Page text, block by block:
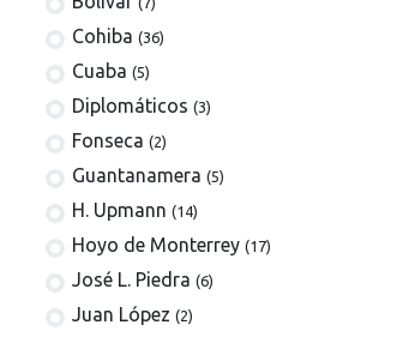
Cohiba (36)
Cuaba (5)
Diplomáticos (3)
Fonseca (2)
Guantanamera (5)
H. Upmann (14)
Hoyo de Monterrey (17)
José L. Piedra (6)
Juan López (2)